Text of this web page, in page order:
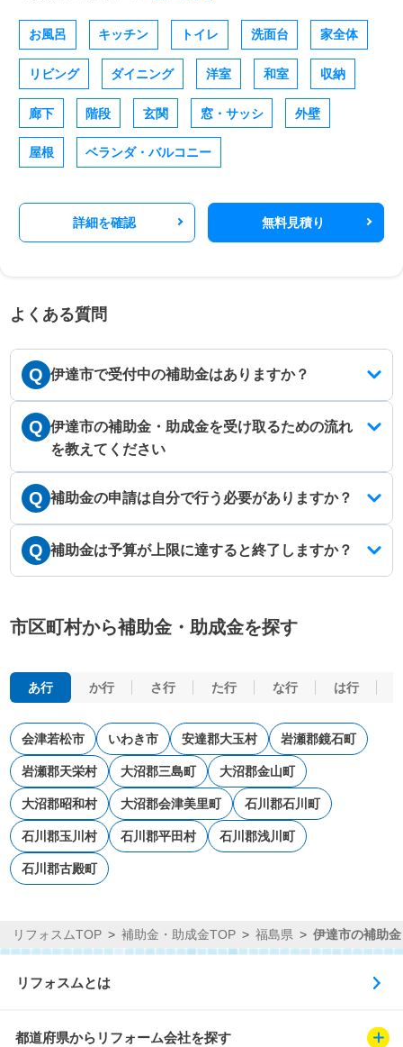
お風呂 キッチン トイレ 洗面台 家全体
リビング ダイニング 洋室 和室 収納
廊下 階段 玄関 窓・サッシ 外壁
屋根 ベランダ・バルコニー
詳細を確認 無料見積り
よくある質問
Q 伊達市で受付中の補助金はありますか？
Q 伊達市の補助金・助成金を受け取るための流れ
を教えてください
Q 補助金の申請は自分で行う必要がありますか？
Q 補助金は予算が上限に達すると終了しますか？
市区町村から補助金・助成金を探す
あ行 か行 さ行 た行 な行 は行
会津若松市 いわき市 安達郡大玉村 岩瀬郡鏡石町
岩瀬郡天栄村 大沼郡三島町 大沼郡金山町
大沼郡昭和村 大沼郡会津美里町 石川郡石川町
石川郡玉川村 石川郡平田村 石川郡浅川町
石川郡古殿町
リフォスムTOP 補助金・助成金TOP 福島県 伊達市の補助
リフォスムとは
都道府県からリフォーム会社を探す